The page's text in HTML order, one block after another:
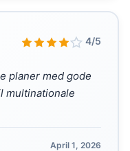
4/5
planer med gode
multinationale
April 1, 2026